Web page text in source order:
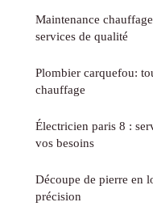
Maintenance
services de qualité
Plombier carquefou:
chauffage
Électricien paris 8 :
vos besoins
Découpe de pierre en
précision